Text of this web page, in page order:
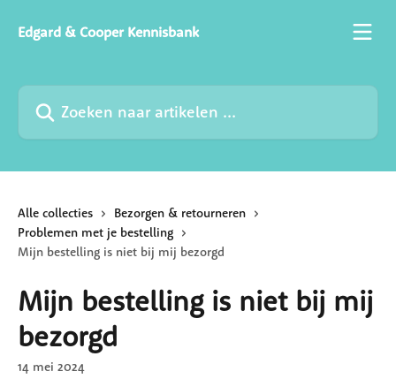
Edgard & Cooper Kennisbank
Zoeken naar artikelen ...
Alle collecties
Bezorgen & retourneren
Problemen met je bestelling
Mijn bestelling is niet bij mij bezorgd
Mijn bestelling is niet bij mij
bezorgd
14 mei 2024